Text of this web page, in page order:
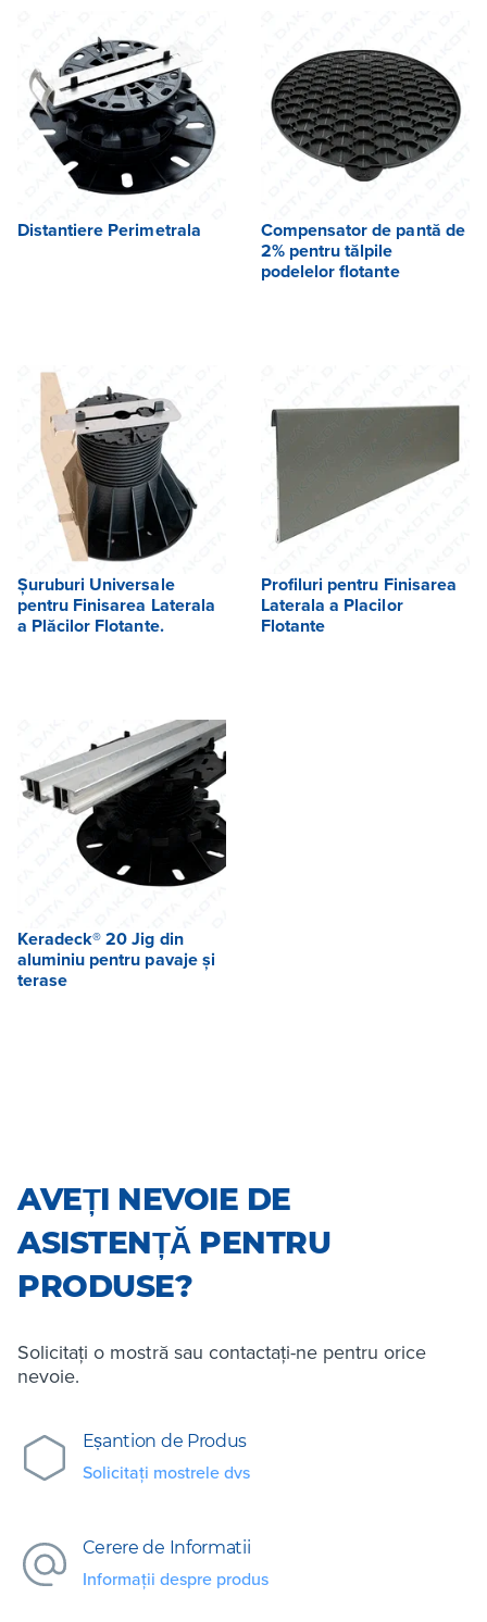
Distantiere Perimetrala
Compensator de pantă de
2% pentru tălpile
podelelor flotante
Șuruburi Universale
pentru Finisarea Laterala
a Plăcilor Flotante.
Profiluri pentru Finisarea
Laterala a Placilor
Flotante
Keradeck® 20 Jig din
aluminiu pentru pavaje și
terase
AVEȚI NEVOIE DE
ASISTENȚĂ PENTRU
PRODUSE?
Solicitați o mostră sau contactați-ne pentru orice
nevoie.
Eșantion de Produs
Solicitați mostrele dvs
Cerere de Informatii
Informații despre produs